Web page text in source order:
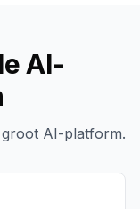
AI-
AI-platform.